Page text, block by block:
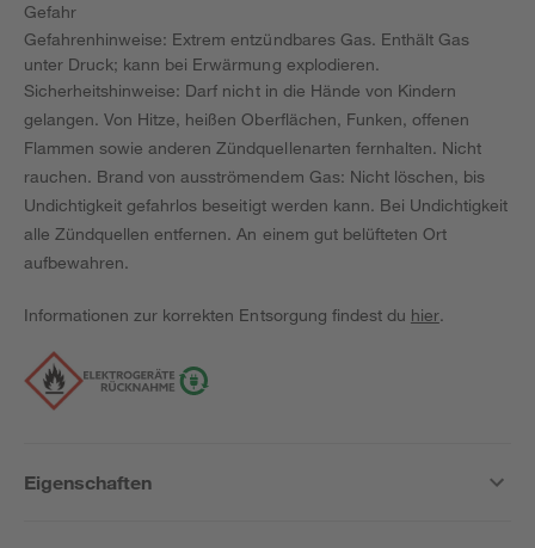
Gefahr
Gefahrenhinweise: Extrem entzündbares Gas. Enthält Gas
unter Druck; kann bei Erwärmung explodieren.
Sicherheitshinweise: Darf nicht in die Hände von Kindern
gelangen. Von Hitze, heißen Oberflächen, Funken, offenen
Flammen sowie anderen Zündquellenarten fernhalten. Nicht
rauchen. Brand von ausströmendem Gas: Nicht löschen, bis
Undichtigkeit gefahrlos beseitigt werden kann. Bei Undichtigkeit
alle Zündquellen entfernen. An einem gut belüfteten Ort
aufbewahren.
Informationen zur korrekten Entsorgung findest du hier.
Eigenschaften